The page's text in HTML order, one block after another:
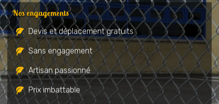
Nos engagements
Devis et déplacement gratuits
Sans engagement
Artisan passionné
Prix imbattable